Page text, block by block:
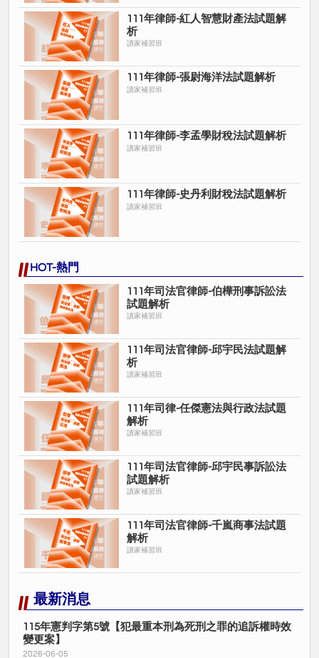
111年律師-紅人智慧財產法試題解
析
讀家補習班
111年律師-張尉海洋法試題解析
讀家補習班
111年律師-李孟學財稅法試題解析
讀家補習班
111年律師-史丹利財稅法試題解析
讀家補習班
HOT-熱門
111年司法官律師-伯樺刑事訴訟法
試題解析
讀家補習班
111年司法官律師-邱宇民法試題解
析
讀家補習班
111年司律-任傑憲法與行政法試題
解析
讀家補習班
111年司法官律師-邱宇民事訴訟法
試題解析
讀家補習班
111年司法官律師-千嵐商事法試題
解析
讀家補習班
最新消息
115年憲判字第5號【犯最重本刑為死刑之罪的追訴權時效
變更案】
2026-06-05